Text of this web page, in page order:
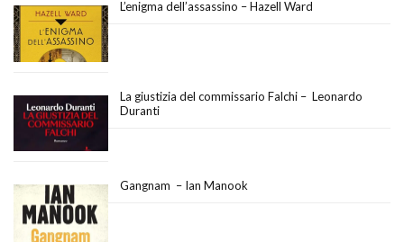
L’enigma dell’assassino – Hazell Ward
La giustizia del commissario Falchi – Leonardo
Duranti
Gangnam – Ian Manook